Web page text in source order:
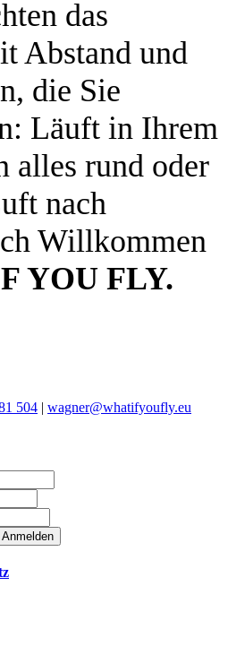
das
Abstand und
die Sie
Läuft in Ihrem
alles rund oder
nach
Willkommen
YOU FLY.
504 | wagner@whatifyoufly.eu
Anmelden